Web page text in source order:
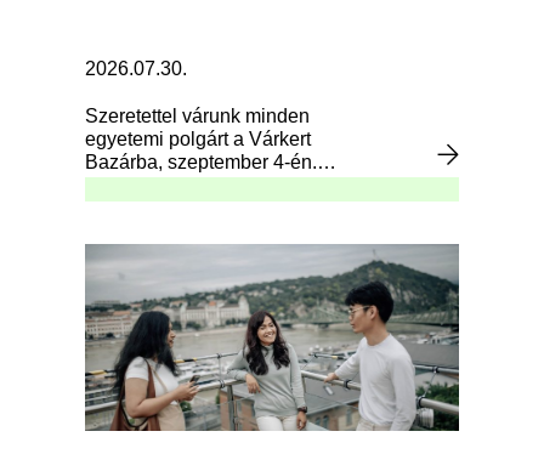
2026.07.30.
Szeretettel várunk minden
egyetemi polgárt a Várkert
Bazárba, szeptember 4-én.